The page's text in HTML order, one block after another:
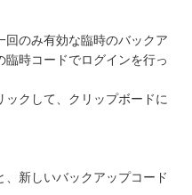
のみ有効な臨時のバックア
臨時コードでログインを行っ
クして、クリップボードに
新しいバックアップコード